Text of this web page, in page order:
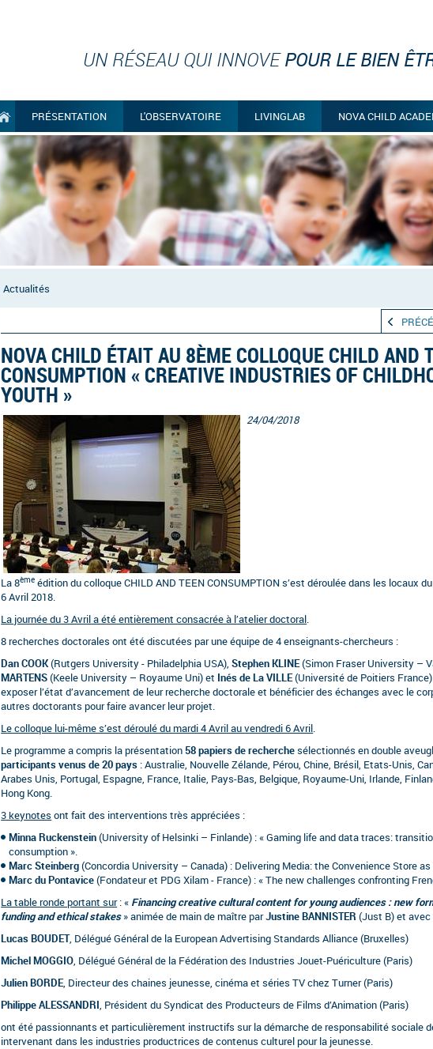
UN RÉSEAU QUI INNOVEPOUR LE BIEN
PRÉSENTATION L'OBSERVATOIRE LIVINGLAB NOVA CHILD
Actualités
NOVA CHILD ÉTAIT AU 8ÈME COLLOQUE CHILD AND
CONSUMPTION « CREATIVE INDUSTRIES OF
YOUTH »
24/04/2018
La 8ème édition du colloque CHILD AND TEEN CONSUMPTION s’est déroulée dans les locaux
6 Avril 2018.
La journée du 3 Avril a été entièrement consacrée à l’atelier doctoral.
8 recherches doctorales ont été discutées par une équipe de 4 enseignants-chercheurs :
Dan COOK(Rutgers University - Philadelphia USA),Stephen KLINE(Simon Fraser University –
MARTENS(Keele University – Royaume Uni) et Inés de La VILLE(Université de Poitiers
exposer l’état d’avancement de leur recherche doctorale et bénéficier des échanges avec le
autres doctorants pour faire avancer leur projet.
Le colloque lui-même s’est déroulé du mardi 4 Avril au vendredi 6 Avril.
Le programme a compris la présentation58 papiers de recherchesélectionnés en double
participants venus de 20 pays : Australie, Nouvelle Zélande, Pérou, Chine, Brésil, Etats-Unis,
Arabes Unis, Portugal, Espagne, France, Italie, Pays-Bas, Belgique, Royaume-Uni, Irlande,
Hong Kong.
3 keynotes ont fait des interventions très appréciées :
Minna Ruckenstein(University of Helsinki – Finlande) : « Gaming life and data traces:
consumption ».
Marc Steinberg(Concordia University – Canada) : Delivering Media: the Convenience Store
Marc du Pontavice(Fondateur et PDG Xilam - France) : « The new challenges confronting
La table ronde portant sur: « Financing creative cultural content for young audiences : new
funding and ethical stakes» animée de main de maître parJustine BANNISTER (Just B) et avec
Lucas BOUDET, Délégué Général de la European Advertising Standards Alliance (Bruxelles)
Michel MOGGIO, Délégué Général de la Fédération des Industries Jouet-Puériculture (Paris)
Julien BORDE, Directeur des chaines jeunesse, cinéma et séries TV chez Turner (Paris)
Philippe ALESSANDRI, Président du Syndicat des Producteurs de Films d’Animation (Paris)
ont été passionnants et particulièrement instructifs sur la démarche de responsabilité sociale
intervenant dans les industries productrices de contenus culturel pour la jeunesse.